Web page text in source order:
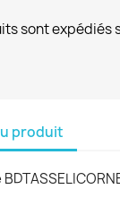
sont expédiés
produit